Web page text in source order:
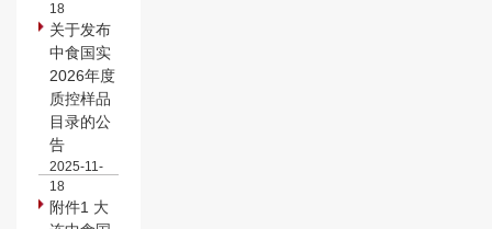
18
关于发布
中食国实
2026年度
质控样品
目录的公
告
2025-11-
18
附件1 大